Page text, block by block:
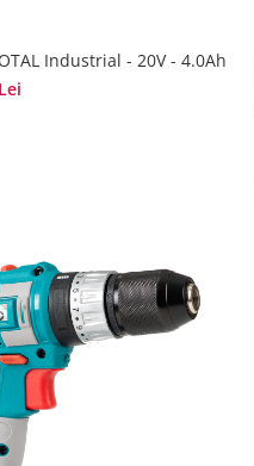
Industrial - 20V - 4.0Ah